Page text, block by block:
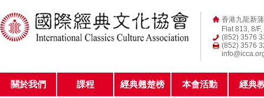
香港九龍新
Flat 813, 8/
(852) 3576
(852) 3576
關於我們 課程 經典翹楚榜 本會活動 經典